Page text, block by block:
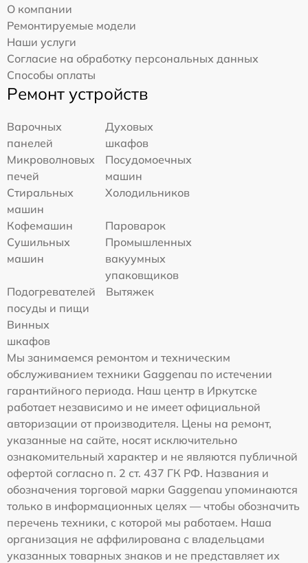
О компании
Ремонтируемые модели
Наши услуги
Согласие на обработку персональных данных
Способы оплаты
Ремонт устройств
Варочных
панелей
Духовых
шкафов
Микроволновых
печей
Посудомоечных
машин
Стиральных
машин
Холодильников
Кофемашин
Пароварок
Сушильных
машин
Промышленных
вакуумных
упаковщиков
Подогревателей
посуды и пищи
Вытяжек
Винных
шкафов
Мы занимаемся ремонтом и техническим
обслуживанием техники Gaggenau по истечении
гарантийного периода. Наш центр в Иркутске
работает независимо и не имеет официальной
авторизации от производителя. Цены на ремонт,
указанные на сайте, носят исключительно
ознакомительный характер и не являются публичной
офертой согласно п. 2 ст. 437 ГК РФ. Названия и
обозначения торговой марки Gaggenau упоминаются
только в информационных целях — чтобы обозначить
перечень техники, с которой мы работаем. Наша
организация не аффилирована с владельцами
указанных товарных знаков и не представляет их